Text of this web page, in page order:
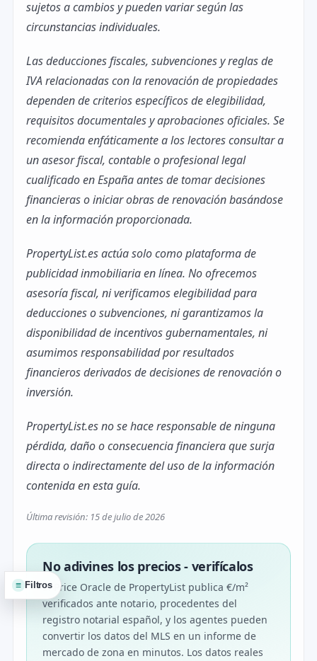
sujetos a cambios y pueden variar según las
circunstancias individuales.
Las deducciones fiscales, subvenciones y reglas de
IVA relacionadas con la renovación de propiedades
dependen de criterios específicos de elegibilidad,
requisitos documentales y aprobaciones oficiales. Se
recomienda enfáticamente a los lectores consultar a
un asesor fiscal, contable o profesional legal
cualificado en España antes de tomar decisiones
financieras o iniciar obras de renovación basándose
en la información proporcionada.
PropertyList.es actúa solo como plataforma de
publicidad inmobiliaria en línea. No ofrecemos
asesoría fiscal, ni verificamos elegibilidad para
deducciones o subvenciones, ni garantizamos la
disponibilidad de incentivos gubernamentales, ni
asumimos responsabilidad por resultados
financieros derivados de decisiones de renovación o
inversión.
PropertyList.es no se hace responsable de ninguna
pérdida, daño o consecuencia financiera que surja
directa o indirectamente del uso de la información
contenida en esta guía.
Última revisión: 15 de julio de 2026
No adivines los precios - verifícalos
El Price Oracle de PropertyList publica €/m²
verificados ante notario, procedentes del
registro notarial español, y los agentes pueden
convertir los datos del MLS en un informe de
mercado de zona en minutos. Los datos reales
≡ Filtros